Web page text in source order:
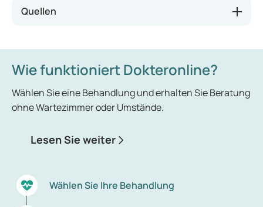
Muskelbeschwerden, darunter Krämpfe,
Schwäche oder
Verstimmungen.
Besteht ein Vitamin-D-Mangel über längere Zeit,
kann dies zu Knochenschwund oder
zudem Hinweise darauf, dass ein Mangel das Risiko
kann.
Quellen
Wie funktioniert Dokteronline?
Wählen Sie eine Behandlung und erhalten Sie Beratung
ohne Wartezimmer oder Umstände.
Lesen Sie weiter
Wählen Sie Ihre Behandlung